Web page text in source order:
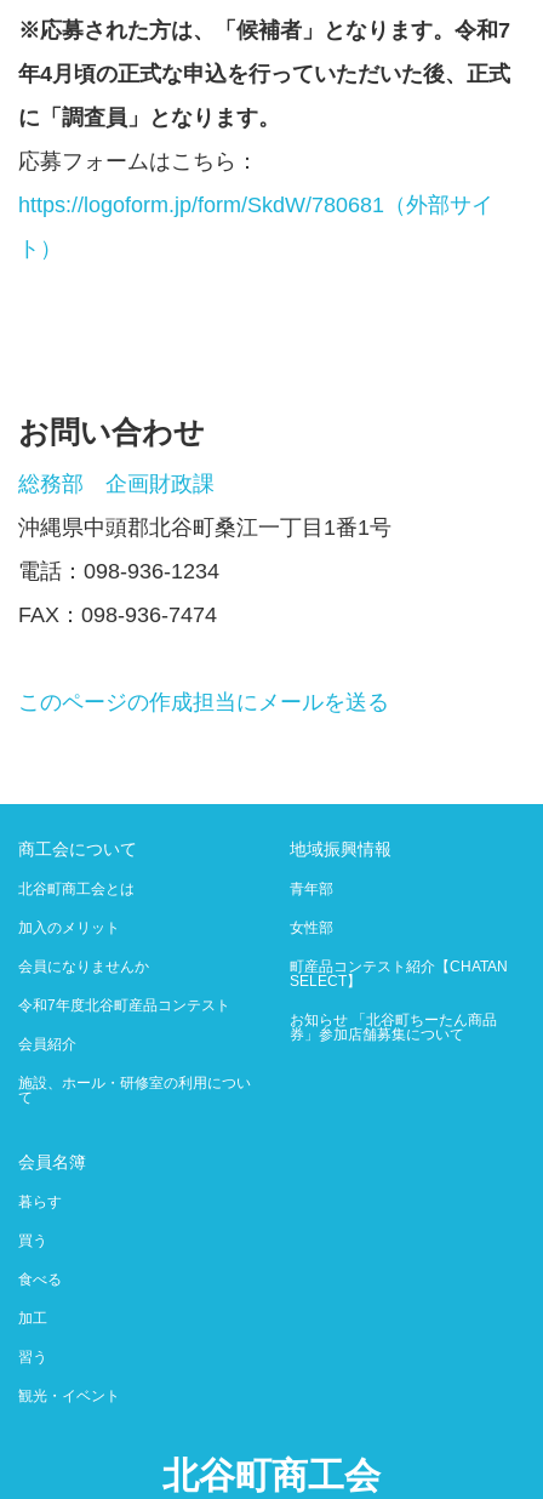
※応募された方は、「候補者」となります。令和7
年4月頃の正式な申込を行っていただいた後、正式
に「調査員」となります。
応募フォームはこちら：
https://logoform.jp/form/SkdW/780681（外部サイ
ト）
お問い合わせ
総務部 企画財政課
沖縄県中頭郡北谷町桑江一丁目1番1号
電話：098-936-1234
FAX：098-936-7474
このページの作成担当にメールを送る
商工会について
北谷町商工会とは
加入のメリット
会員になりませんか
令和7年度北谷町産品コンテスト
会員紹介
施設、ホール・研修室の利用につい
て
地域振興情報
青年部
女性部
町産品コンテスト紹介【CHATAN
SELECT】
お知らせ 「北谷町ちーたん商品
券」参加店舗募集について
会員名簿
暮らす
買う
食べる
加工
習う
観光・イベント
北谷町商工会